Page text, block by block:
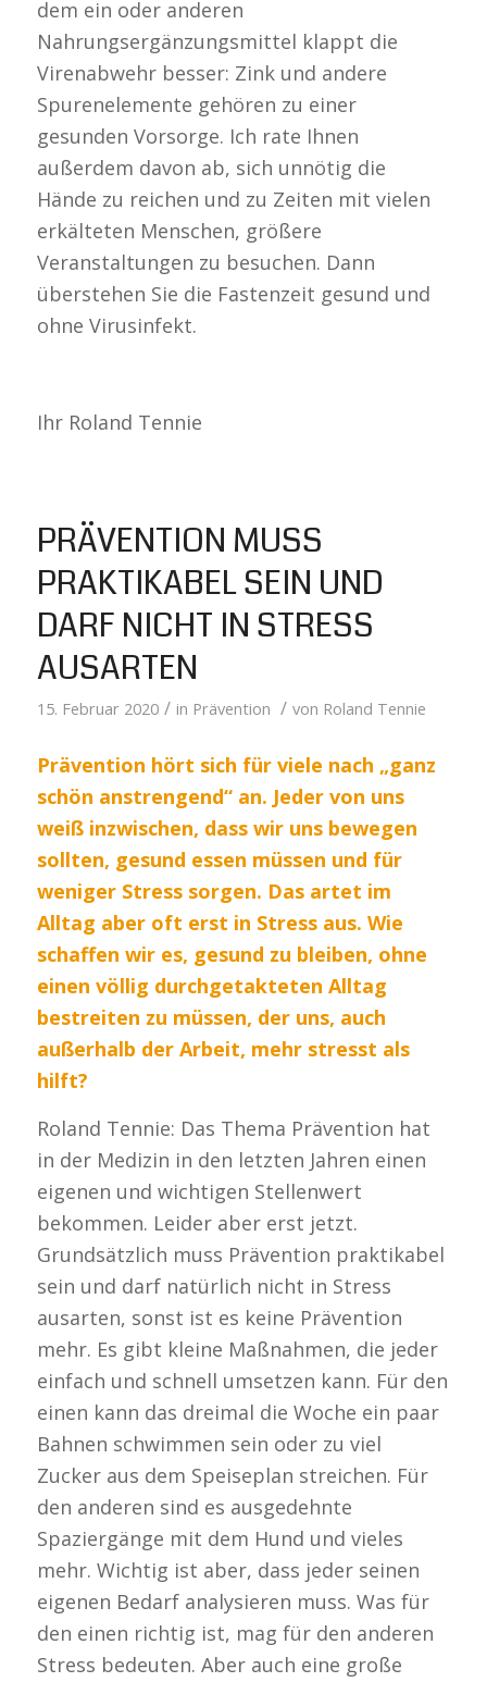
dem ein oder anderen
Nahrungsergänzungsmittel klappt die
Virenabwehr besser: Zink und andere
Spurenelemente gehören zu einer
gesunden Vorsorge. Ich rate Ihnen
außerdem davon ab, sich unnötig die
Hände zu reichen und zu Zeiten mit vielen
erkälteten Menschen, größere
Veranstaltungen zu besuchen. Dann
überstehen Sie die Fastenzeit gesund und
ohne Virusinfekt.
Ihr Roland Tennie
PRÄVENTION MUSS
PRAKTIKABEL SEIN UND
DARF NICHT IN STRESS
AUSARTEN
15. Februar 2020 / in Prävention / von Roland Tennie
Prävention hört sich für viele nach „ganz
schön anstrengend“ an. Jeder von uns
weiß inzwischen, dass wir uns bewegen
sollten, gesund essen müssen und für
weniger Stress sorgen. Das artet im
Alltag aber oft erst in Stress aus. Wie
schaffen wir es, gesund zu bleiben, ohne
einen völlig durchgetakteten Alltag
bestreiten zu müssen, der uns, auch
außerhalb der Arbeit, mehr stresst als
hilft?
Roland Tennie: Das Thema Prävention hat
in der Medizin in den letzten Jahren einen
eigenen und wichtigen Stellenwert
bekommen. Leider aber erst jetzt.
Grundsätzlich muss Prävention praktikabel
sein und darf natürlich nicht in Stress
ausarten, sonst ist es keine Prävention
mehr. Es gibt kleine Maßnahmen, die jeder
einfach und schnell umsetzen kann. Für den
einen kann das dreimal die Woche ein paar
Bahnen schwimmen sein oder zu viel
Zucker aus dem Speiseplan streichen. Für
den anderen sind es ausgedehnte
Spaziergänge mit dem Hund und vieles
mehr. Wichtig ist aber, dass jeder seinen
eigenen Bedarf analysieren muss. Was für
den einen richtig ist, mag für den anderen
Stress bedeuten. Aber auch eine große